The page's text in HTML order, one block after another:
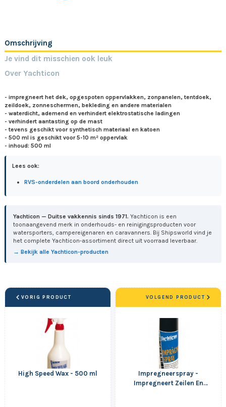
Omschrijving
Je vind dit misschien ook leuk
Over Yachticon
- impregneert het dek, opgespoten oppervlakken, zonpanelen, tentdoek,
zeildoek, zonneschermen, bekleding en andere materialen
- waterdicht, ademend en verhindert elektrostatische ladingen
- verhindert aantasting op de mast
- tevens geschikt voor synthetisch materiaal en katoen
- 500 ml is geschikt voor 5-10 m² oppervlak
- inhoud: 500 ml
Lees ook:
RVS-onderdelen aan boord onderhouden
Yachticon — Duitse vakkennis sinds 1971. Yachticon is een
toonaangevend merk in onderhouds- en reinigingsproducten voor
watersporters, campereigenaren en caravanners. Bij Shipsworld vind je
het complete Yachticon-assortiment direct uit voorraad leverbaar.
→ Bekijk alle Yachticon-producten
VORIG PRODUCT
High Speed Wax - 500 ml
Impregneerspray -
Impregneert Zeilen En
VOLGEND PRODUCT